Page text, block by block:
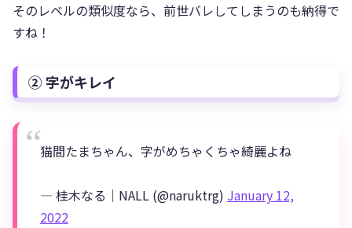
そのレベルの類似度なら、前世バレしてしまうのも納得で
すね！
② 字がキレイ
猫間たまちゃん、字がめちゃくちゃ綺麗よね
— 桂木なる｜NALL (@naruktrg) January 12,
2022